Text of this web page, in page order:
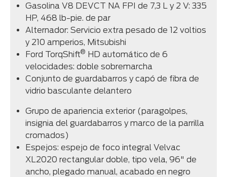
Gasolina V8 DEVCT NA FPI de 7,3 L y 2 V: 335
HP, 468 lb-pie. de par
Alternador: Servicio extra pesado de 12 voltios
y 210 amperios, Mitsubishi
Ford TorqShift® HD automático de 6
velocidades: doble sobremarcha
Conjunto de guardabarros y capó de fibra de
vidrio basculante delantero
Grupo de apariencia exterior (paragolpes,
insignia del guardabarros y marco de la parrilla
cromados)
Espejos: espejo de foco integral Velvac
XL2020 rectangular doble, tipo vela, 96" de
ancho, plegado manual, acabado en negro